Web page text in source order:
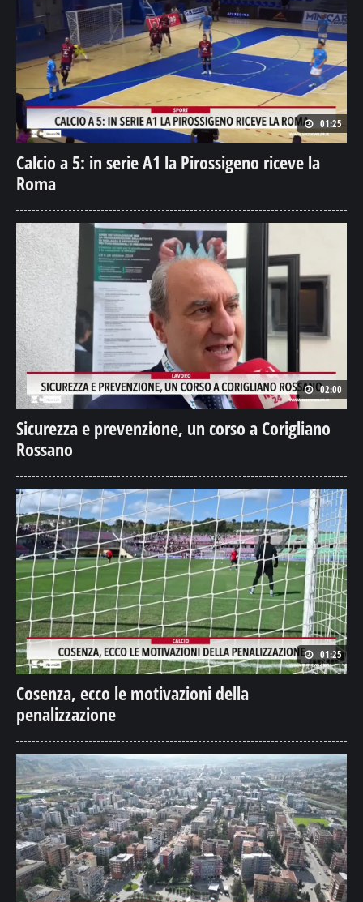
01:25
Calcio a 5: in serie A1 la Pirossigeno riceve la
Roma
02:00
Sicurezza e prevenzione, un corso a Corigliano
Rossano
01:25
Cosenza, ecco le motivazioni della
penalizzazione